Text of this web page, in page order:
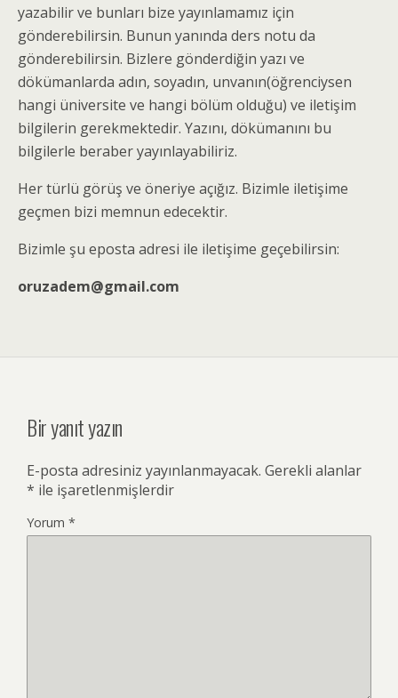
yazabilir ve bunları bize yayınlamamız için
gönderebilirsin. Bunun yanında ders notu da
gönderebilirsin. Bizlere gönderdiğin yazı ve
dökümanlarda adın, soyadın, unvanın(öğrenciysen
hangi üniversite ve hangi bölüm olduğu) ve iletişim
bilgilerin gerekmektedir. Yazını, dökümanını bu
bilgilerle beraber yayınlayabiliriz.
Her türlü görüş ve öneriye açığız. Bizimle iletişime
geçmen bizi memnun edecektir.
Bizimle şu eposta adresi ile iletişime geçebilirsin:
oruzadem@gmail.com
Bir yanıt yazın
E-posta adresiniz yayınlanmayacak. Gerekli alanlar
* ile işaretlenmişlerdir
Yorum *